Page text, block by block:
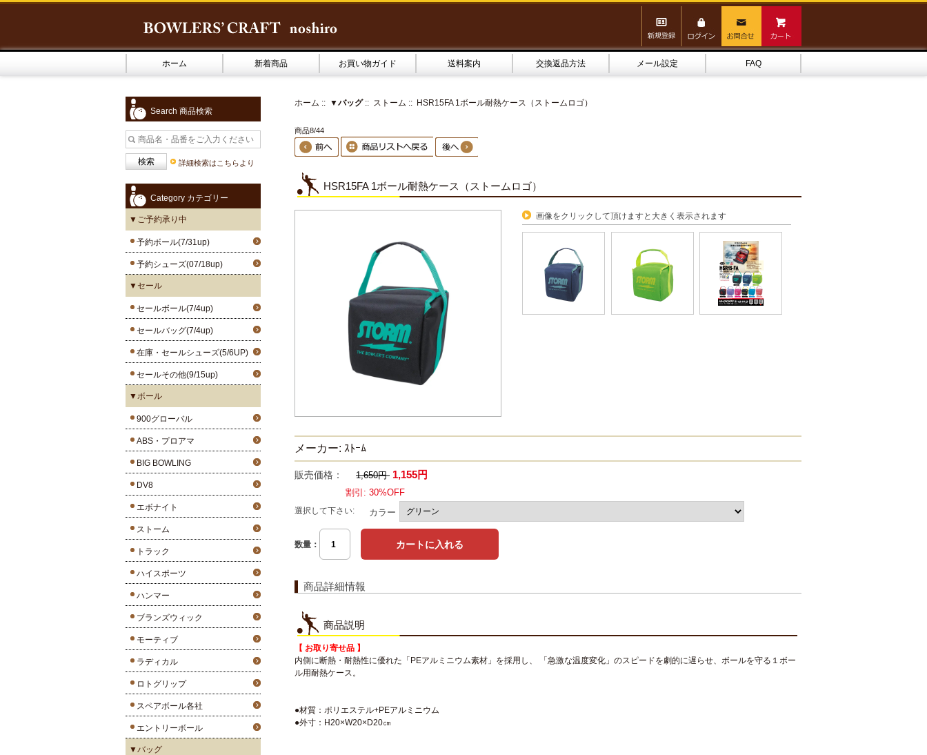
ホーム 新着商品 お買い物ガイド 送料案内 交換返品方法 メール設定 FAQ
Search 商品検索
詳細検索はこちらより
Category カテゴリー
▼ご予約承り中
予約ボール(7/31up)
予約シューズ(07/18up)
▼セール
セールボール(7/4up)
セールバッグ(7/4up)
在庫・セールシューズ(5/6UP)
セールその他(9/15up)
▼ボール
900グローバル
ABS・プロアマ
BIG BOWLING
DV8
エボナイト
ストーム
トラック
ハイスポーツ
ハンマー
ブランズウィック
モーティブ
ラディカル
ロトグリップ
スペアボール各社
エントリーボール
▼バッグ
ホーム :: ▼バッグ:: ストーム :: HSR15FA 1ボール耐熱ケース（ストームロゴ）
商品8/44
HSR15FA 1ボール耐熱ケース（ストームロゴ）
画像をクリックして頂けますと大きく表示されます
メーカー: ｽﾄｰﾑ
販売価格： 1,650円 1,155円
割引: 30%OFF
選択して下さい:
カラー
数量：
商品詳細情報
商品説明
【 お取り寄せ品 】
内側に断熱・耐熱性に優れた「PEアルミニウム素材」を採用し、 「急激な温度変化」のスピードを劇的に遅らせ、ボールを守る１ボー
ル用耐熱ケース。
●材質：ポリエステル+PEアルミニウム
●外寸：H20×W20×D20㎝